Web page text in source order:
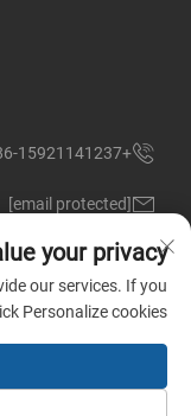
+86-15921141237
[email protected]
CHINA
your privacy
our services. If you
Personalize cookies.